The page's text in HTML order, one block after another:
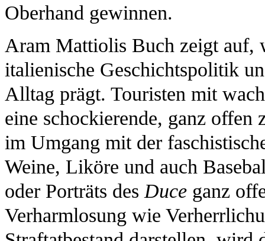
Oberhand gewinnen.
Aram Mattiolis Buch zeigt auf,
italienische Geschichtspolitik
Alltag prägt. Touristen mit
eine schockierende, ganz offen
im Umgang mit der
Weine, Liköre und auch
oder Porträts des Duce ganz
Verharmlosung wie